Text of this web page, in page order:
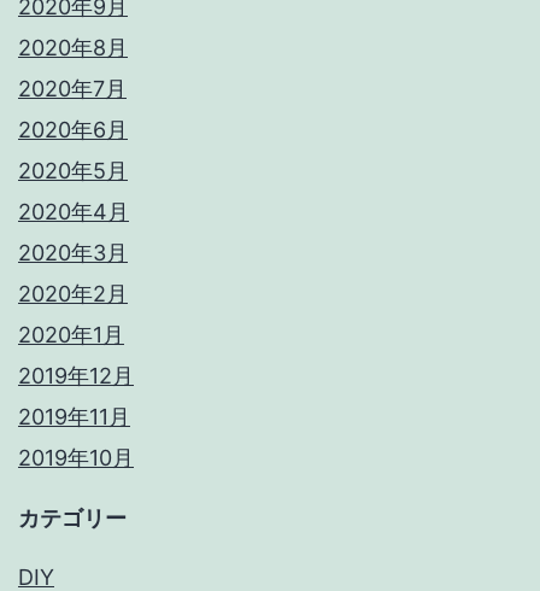
2020年9月
2020年8月
2020年7月
2020年6月
2020年5月
2020年4月
2020年3月
2020年2月
2020年1月
2019年12月
2019年11月
2019年10月
カテゴリー
DIY